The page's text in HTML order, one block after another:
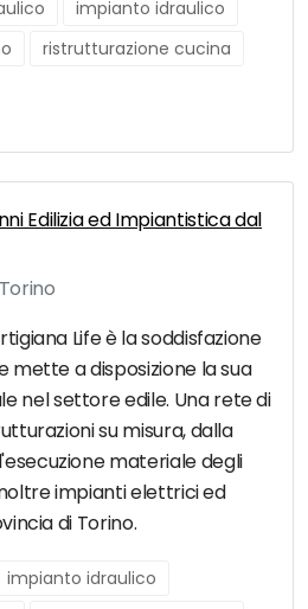
impianto idraulico
ristrutturazione cucina
Edilizia ed Impiantistica dal
Life è la soddisfazione
mette a disposizione la sua
nel settore edile. Una rete di
su misura, dalla
materiale degli
impianti elettrici ed
di Torino.
impianto idraulico